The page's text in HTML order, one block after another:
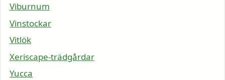
Viburnum
Vinstockar
Vitlök
Xeriscape-trädgårdar
Yucca